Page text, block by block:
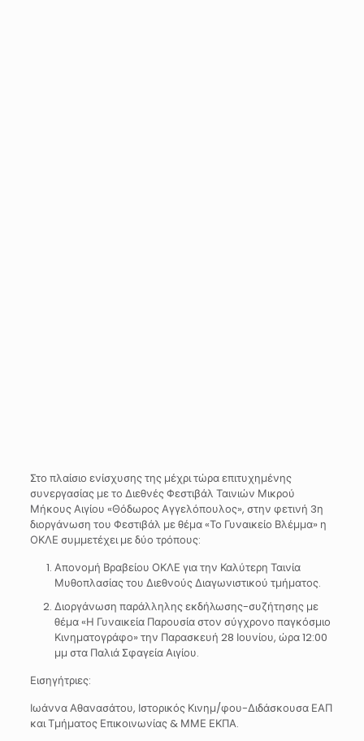
Στο πλαίσιο ενίσχυσης της μέχρι τώρα επιτυχημένης
συνεργασίας με το Διεθνές Φεστιβάλ Ταινιών Μικρού
Μήκους Αιγίου «Θόδωρος Αγγελόπουλος», στην φετινή 3η
διοργάνωση του Φεστιβάλ με θέμα «Το Γυναικείο Βλέμμα» η
ΟΚΛΕ συμμετέχει με δύο τρόπους:
Απονομή Βραβείου ΟΚΛΕ για την Καλύτερη Ταινία
Μυθοπλασίας του Διεθνούς Διαγωνιστικού τμήματος.
Διοργάνωση παράλληλης εκδήλωσης-συζήτησης με
θέμα «Η Γυναικεία Παρουσία στον σύγχρονο παγκόσμιο
Κινηματογράφο» την Παρασκευή 28 Ιουνίου, ώρα 12:00
μμ στα Παλιά Σφαγεία Αιγίου.
Εισηγήτριες:
Ιωάννα Αθανασάτου, Ιστορικός Κινημ/φου-Διδάσκουσα ΕΑΠ
και Τμήματος Επικοινωνίας & ΜΜΕ ΕΚΠΑ.